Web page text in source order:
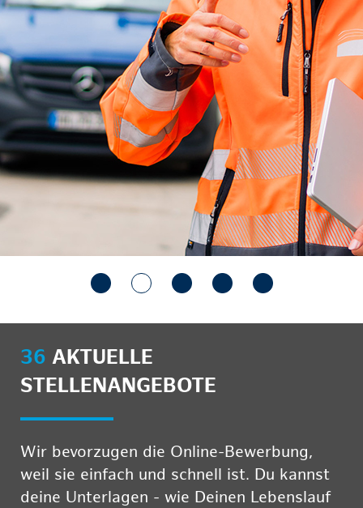
36 AKTUELLE
STELLENANGEBOTE
Wir bevorzugen die Online-Bewerbung,
weil sie einfach und schnell ist. Du kannst
deine Unterlagen - wie Deinen Lebenslauf